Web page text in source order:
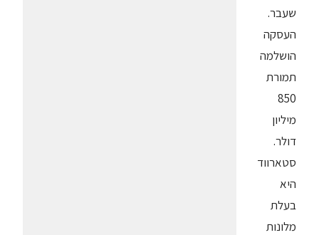
שעבר.
העסקה
הושלמה
תמורת
850
מיליון
דולר.
סטארווד
היא
בעלת
מלונות